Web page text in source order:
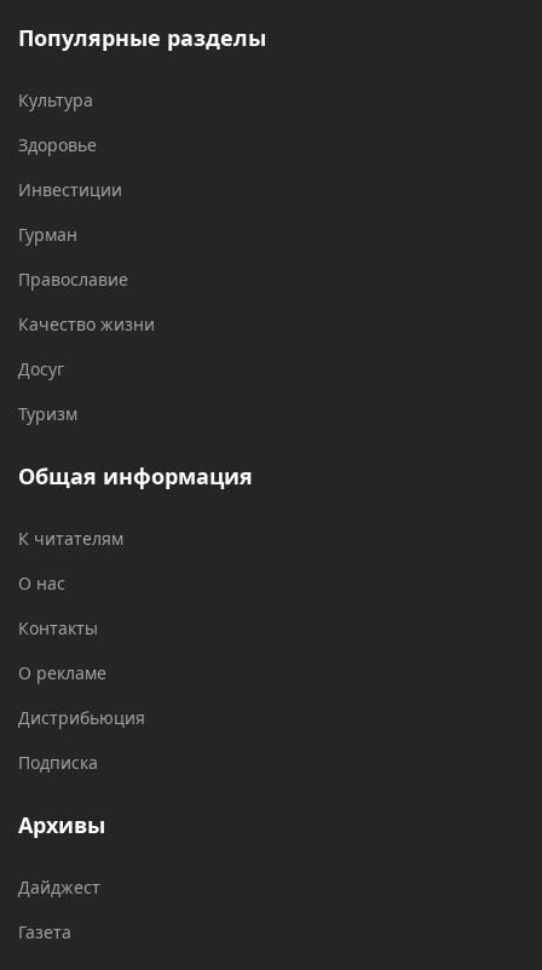
Популярные разделы
Культура
Здоровье
Инвестиции
Гурман
Православие
Качество жизни
Досуг
Туризм
Общая информация
К читателям
О нас
Контакты
О рекламе
Дистрибьюция
Подписка
Архивы
Дайджест
Газета